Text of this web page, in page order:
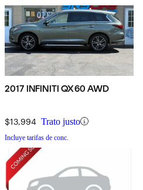
2017 INFINITI QX60 AWD
$13,994 Trato justo
Incluye tarifas de conc.